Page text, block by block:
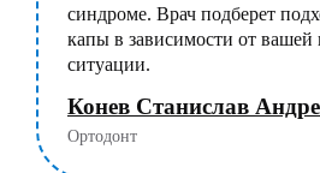
синдроме. Врач подберет
капы в зависимости от вашей
ситуации.
Конев Станислав
Ортодонт